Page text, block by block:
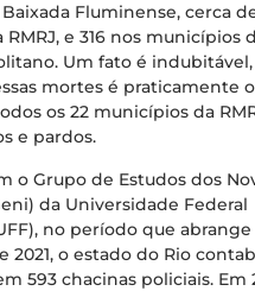
Fluminense, cerca
e 316 nos municípios
Um fato é
mortes é praticamente o
os 22 municípios da
e pardos.
o Grupo de Estudos dos
da Universidade Federal
no período que abrange
2021, o estado do Rio
593 chacinas policiais. Em